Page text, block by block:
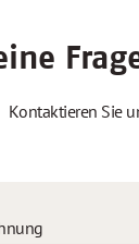
Kontaktieren Sie